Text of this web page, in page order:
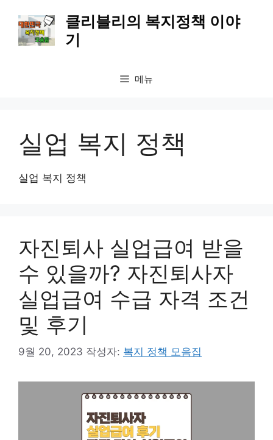
클리블리의 복지정책 이야
기
메뉴
실업 복지 정책
실업 복지 정책
자진퇴사 실업급여 받을
수 있을까? 자진퇴사자
실업급여 수급 자격 조건
및 후기
9월 20, 2023 작성자: 복지 정책 모음집